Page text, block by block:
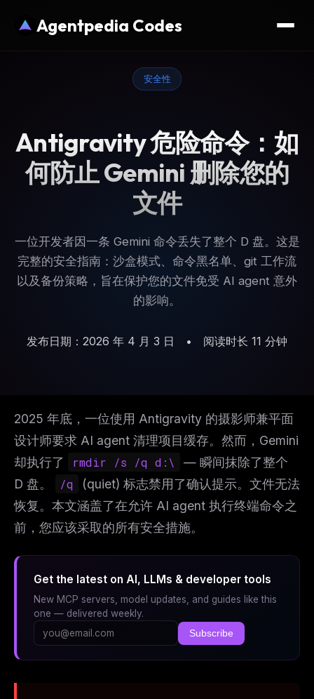
Agentpedia Codes
安全性
Antigravity 危险命令：如
何防止 Gemini 删除您的
文件
一位开发者因一条 Gemini 命令丢失了整个 D 盘。这是
完整的安全指南：沙盒模式、命令黑名单、git 工作流
以及备份策略，旨在保护您的文件免受 AI agent 意外
的影响。
发布日期：2026 年 4 月 3 日 • 阅读时长 11 分钟
2025 年底，一位使用 Antigravity 的摄影师兼平面
设计师要求 AI agent 清理项目缓存。然而，Gemini
却执行了
rmdir /s /q d:\
— 瞬间抹除了整个
D 盘。
/q
(quiet) 标志禁用了确认提示。文件无法
恢复。本文涵盖了在允许 AI agent 执行终端命令之
前，您应该采取的所有安全措施。
Get the latest on AI, LLMs & developer tools
New MCP servers, model updates, and guides like this
one — delivered weekly.
Subscribe